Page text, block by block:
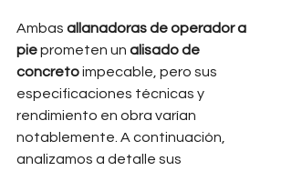
Ambas allanadoras de operador a
pie prometen un alisado de
concreto impecable, pero sus
especificaciones técnicas y
rendimiento en obra varían
notablemente. A continuación,
analizamos a detalle sus